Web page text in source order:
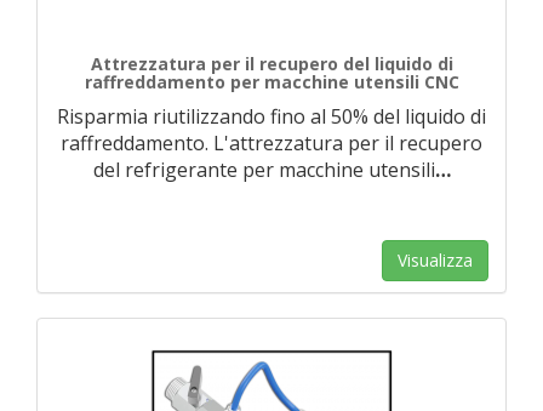
Attrezzatura per il recupero del liquido di
raffreddamento per macchine utensili CNC
Risparmia riutilizzando fino al 50% del liquido di
raffreddamento. L'attrezzatura per il recupero
del refrigerante per macchine utensili…
Visualizza